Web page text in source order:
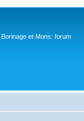
et Mons: forum